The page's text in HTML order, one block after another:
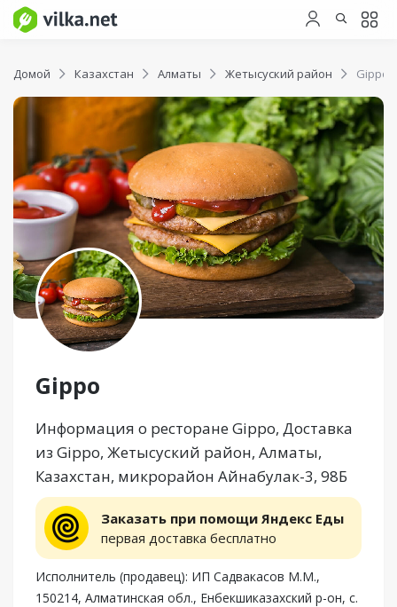
Домой Казахстан Алматы Жетысуский район Gippo
Gippo
Информация о ресторане Gippo, Доставка
из Gippo, Жетысуский район, Алматы,
Казахстан, микрорайон Айнабулак-3, 98Б
Заказать при помощи Яндекс Еды
первая доставка бесплатно
Исполнитель (продавец): ИП Садвакасов М.М.,
150214, Алматинская обл., Енбекшиказахский р-он, с.